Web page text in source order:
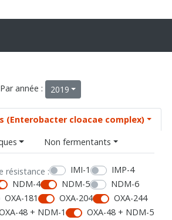
Par année : 2019
(Enterobacter cloacae complex)
Non fermentants
résistance : IMI-1
IMP-4
NDM-4 NDM-5
NDM-6
OXA-181 OXA-204
OXA-244
48 + NDM-1
OXA-48 + NDM-5